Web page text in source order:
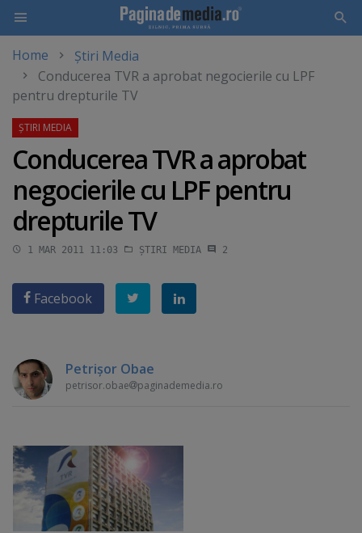
main
content
Home
Știri Media
Conducerea TVR a aprobat negocierile cu LPF
pentru drepturile TV
Conducerea TVR a aprobat
negocierile cu LPF pentru
drepturile TV
1 MAR 2011 11:03 ȘTIRI MEDIA 2
Facebook
Petrişor Obae
petrisor.obae paginademedia.ro